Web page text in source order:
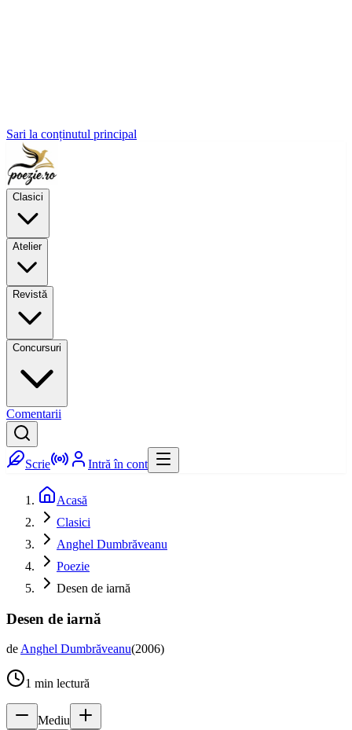
Sari la conținutul principal
Clasici
Atelier
Revistă
Concursuri
Comentarii
Scrie Intră în cont
Acasă
Clasici
Anghel Dumbrăveanu
Poezie
Desen de iarnă
Desen de iarnă
deAnghel Dumbrăveanu(2006)
1 min lectură
Mediu